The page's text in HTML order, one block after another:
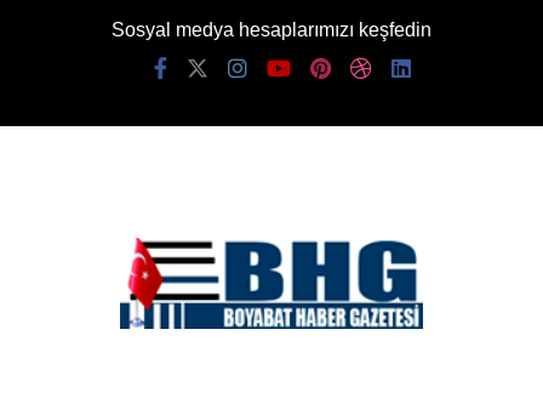
Sosyal medya hesaplarımızı keşfedin